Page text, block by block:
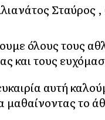
Σταύρος
όλους τους
και τους
αυτή
το